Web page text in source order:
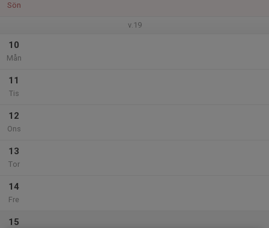
Sön
v.19
10
Mån
11
Tis
12
Ons
13
Tor
14
Fre
15